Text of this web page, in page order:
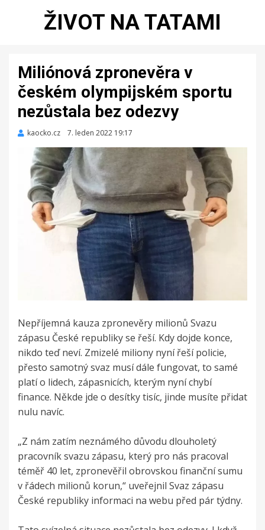
ŽIVOT NA TATAMI
Miliónová zpronevěra v
českém olympijském sportu
nezůstala bez odezvy
kaocko.cz
Zveřejněno
7. leden 2022 19:17
Nepříjemná kauza zpronevěry milionů Svazu
zápasu České republiky se řeší. Kdy dojde konce,
nikdo teď neví. Zmizelé miliony nyní řeší policie,
přesto samotný svaz musí dále fungovat, to samé
platí o lidech, zápasnicích, kterým nyní chybí
finance. Někde jde o desítky tisíc, jinde musíte přidat
nulu navíc.
„Z nám zatím neznámého důvodu dlouholetý
pracovník svazu zápasu, který pro nás pracoval
téměř 40 let, zpronevěřil obrovskou finanční sumu
v řádech milionů korun,“ uveřejnil Svaz zápasu
České republiky informaci na webu před pár týdny.